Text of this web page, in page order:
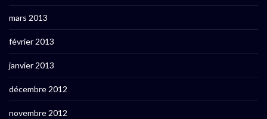
mars 2013
février 2013
janvier 2013
décembre 2012
novembre 2012